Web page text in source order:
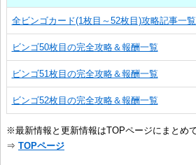
全ビンゴカード(1枚目～52枚目)攻略記事一
ビンゴ50枚目の完全攻略＆報酬一覧
ビンゴ51枚目の完全攻略＆報酬一覧
ビンゴ52枚目の完全攻略＆報酬一覧
※最新情報と更新情報はTOPページにまとめて
⇒ TOPページ